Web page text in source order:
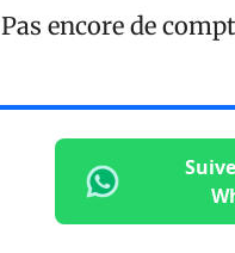
Pas encore de